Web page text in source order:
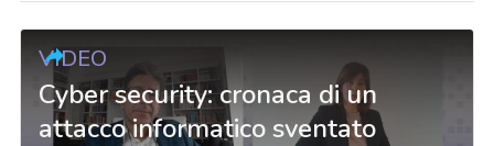
VIDEO
Cyber security: cronaca di un
attacco informatico sventato